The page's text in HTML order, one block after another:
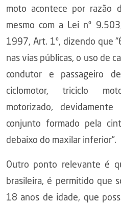
moto acontece por razão
mesmo com a Lei nº
1997, Art. 1º, dizendo que
nas vias públicas, o uso de
condutor e passageiro
ciclomotor, triciclo
motorizado,
conjunto formado pela
debaixo do maxilar inferior”.
Outro ponto relevante é
brasileira, é permitido que
18 anos de idade, que